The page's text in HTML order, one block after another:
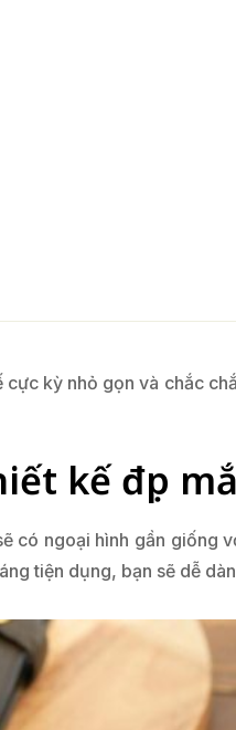
kỳ nhỏ gọn và chắc
kế đẹp
có ngoại hình gần giống
tiện dụng, bạn sẽ dễ